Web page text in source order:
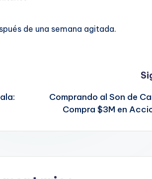
de una semana agitada.
Comprando al Son de
Compra $3M en